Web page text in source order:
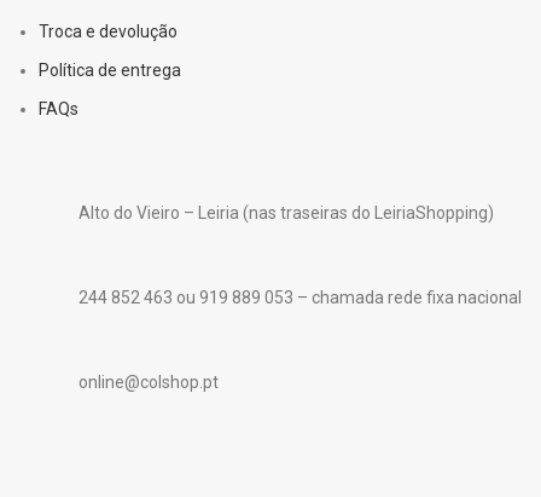
Troca e devolução
Política de entrega
FAQs
Alto do Vieiro – Leiria (nas traseiras do LeiriaShopping)
244 852 463 ou 919 889 053 – chamada rede fixa nacional
online@colshop.pt